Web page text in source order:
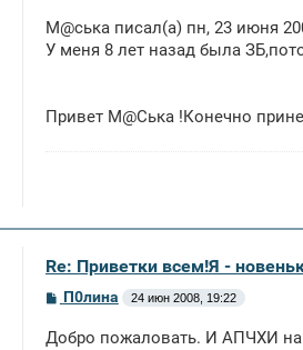
б
щ
М@ська писал(а) пн, 23 июня
У меня 8 лет назад была
Привет М@Ська !Конечно
Re: Приветки всем!Я -
С
б
П0лина 24 июн 2008, 19:22
Добро пожаловать. И АПЧХИ